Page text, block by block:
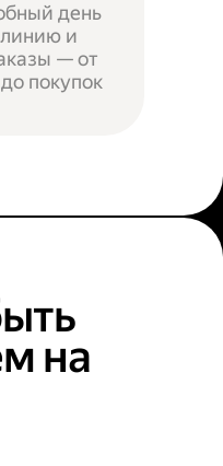
день
и
— от
покупок
на